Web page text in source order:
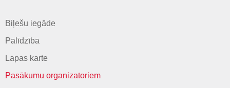
Biļešu iegāde
Palīdzība
Lapas karte
Pasākumu organizatoriem